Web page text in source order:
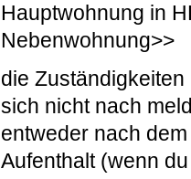
Hauptwohnung in
Nebenwohnung>>
die
sich nicht nach
entweder nach
Aufenthalt (wenn